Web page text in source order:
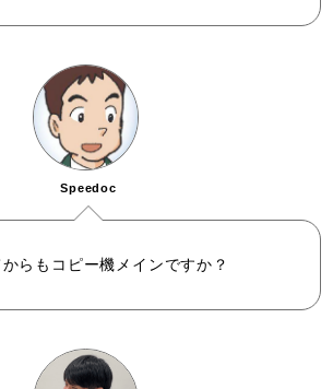
Speedoc
らもコピー機メインですか？